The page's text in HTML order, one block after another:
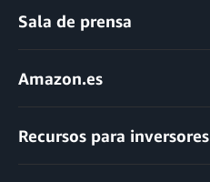
Sala de prensa
Amazon.es
Recursos para inversores